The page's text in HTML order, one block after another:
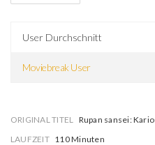
User Durchschnitt
Moviebreak User
ORIGINAL TITEL Rupan sansei:
LAUFZEIT 110 Minuten